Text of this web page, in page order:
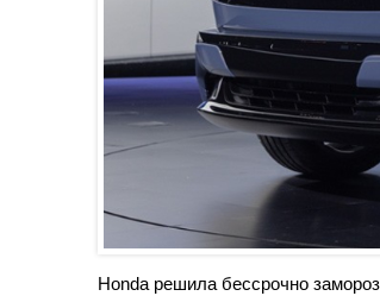
Honda решила бессрочно